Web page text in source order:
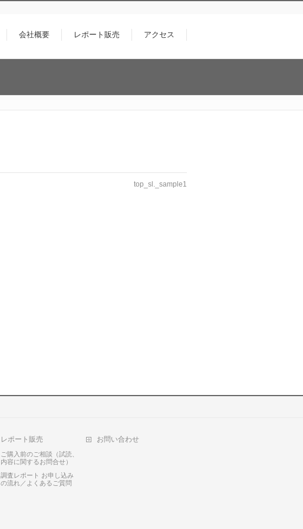
会社概要 レポート販売 アクセス
top_sl._sample1
レポート販売
ご購入前のご相談（試読、
内容に関するお問合せ）
調査レポート お申し込み
の流れ／よくあるご質問
お問い合わせ